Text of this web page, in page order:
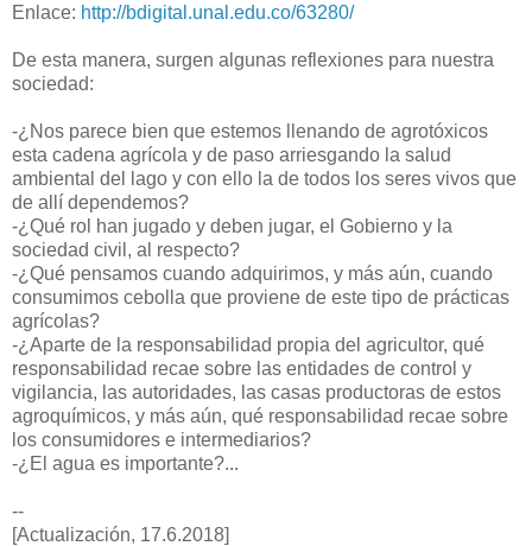
Enlace: http://bdigital.unal.edu.co/63280/
De esta manera, surgen algunas reflexiones para nuestra
sociedad:
-¿Nos parece bien que estemos llenando de agrotóxicos
esta cadena agrícola y de paso arriesgando la salud
ambiental del lago y con ello la de todos los seres vivos que
de allí dependemos?
-¿Qué rol han jugado y deben jugar, el Gobierno y la
sociedad civil, al respecto?
-¿Qué pensamos cuando adquirimos, y más aún, cuando
consumimos cebolla que proviene de este tipo de prácticas
agrícolas?
-¿Aparte de la responsabilidad propia del agricultor, qué
responsabilidad recae sobre las entidades de control y
vigilancia, las autoridades, las casas productoras de estos
agroquímicos, y más aún, qué responsabilidad recae sobre
los consumidores e intermediarios?
-¿El agua es importante?...
--
[Actualización, 17.6.2018]